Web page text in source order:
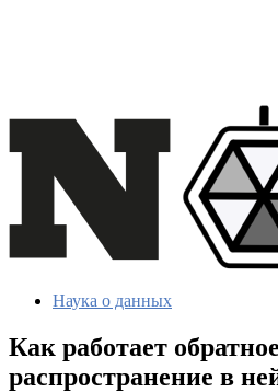
Наука о данных
Как работает обратное
распространение в